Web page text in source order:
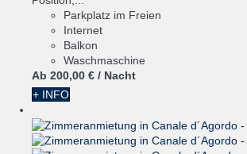
Parkplatz im Freien
Internet
Balkon
Waschmaschine
Ab 200,00 € / Nacht
+ INFO